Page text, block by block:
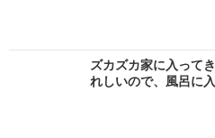
ズカズカ家に入って
れしいので、風呂に